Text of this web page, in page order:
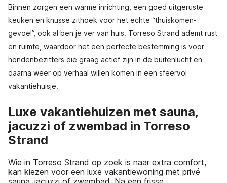
Binnen zorgen een warme inrichting, een goed uitgeruste
keuken en knusse zithoek voor het echte “thuiskomen-
gevoel”, ook al ben je ver van huis. Torreso Strand ademt rust
en ruimte, waardoor het een perfecte bestemming is voor
hondenbezitters die graag actief zijn in de buitenlucht en
daarna weer op verhaal willen komen in een sfeervol
vakantiehuisje.
Luxe vakantiehuizen met sauna,
jacuzzi of zwembad in Torreso
Strand
Wie in Torreso Strand op zoek is naar extra comfort,
kan kiezen voor een luxe vakantiewoning met privé